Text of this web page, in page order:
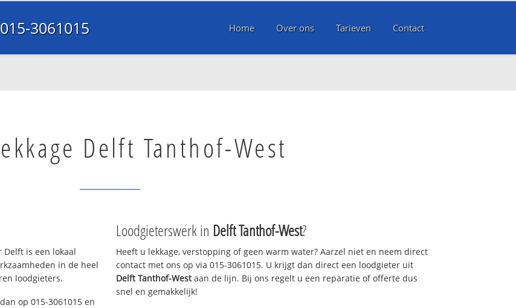
015-3061015 Home Over ons Tarieven Contact
Delft Tanthof-West
Delft is een lokaal
in de heel
loodgieters.
op 015-3061015 en
Loodgieterswerk in Delft Tanthof-West?
Heeft u lekkage, verstopping of geen warm water? Aarzel niet en neem direct
contact met ons op via 015-3061015. U krijgt dan direct een loodgieter uit
Delft Tanthof-Westaan de lijn. Bij ons regelt u een reparatie of offerte dus
snel en gemakkelijk!